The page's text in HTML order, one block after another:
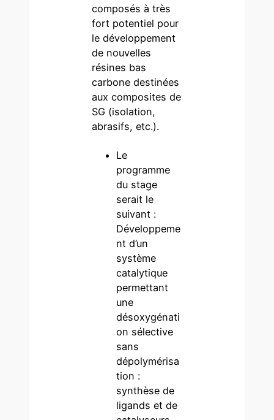
composés à très
fort potentiel pour
le développement
de nouvelles
résines bas
carbone destinées
aux composites de
SG (isolation,
abrasifs, etc.).
Le
programme
du stage
serait le
suivant :
Développeme
nt d’un
système
catalytique
permettant
une
désoxygénati
on sélective
sans
dépolymérisa
tion :
synthèse de
ligands et de